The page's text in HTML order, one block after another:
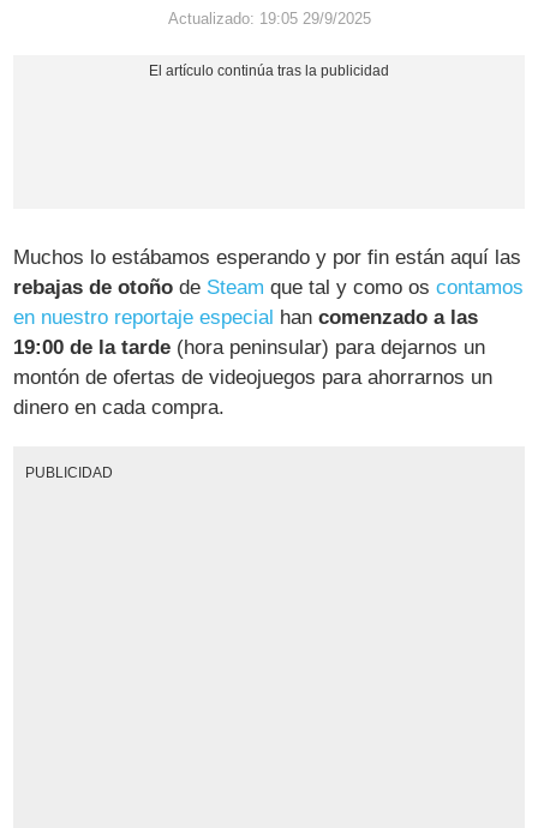
Actualizado: 19:05 29/9/2025
Muchos lo estábamos esperando y por fin están aquí las
rebajas de otoño de Steam que tal y como oscontamos
en nuestro reportaje especial hancomenzado a las
19:00 de la tarde (hora peninsular) para dejarnos un
montón de ofertas de videojuegos para ahorrarnos un
dinero en cada compra.
PUBLICIDAD